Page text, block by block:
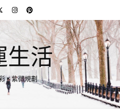
生活
× 紫微規劃